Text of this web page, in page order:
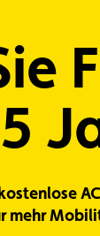
mehr